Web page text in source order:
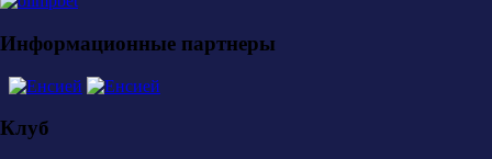
Информационные партнеры
Клуб